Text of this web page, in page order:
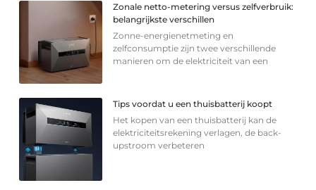
Zonale netto-metering versus zelfverbruik:
belangrijkste verschillen
Zonne-energienetmeting en
zelfconsumptie zijn twee verschillende
manieren om de elektriciteit van een
Tips voordat u een thuisbatterij koopt
Het kopen van een thuisbatterij kan de
elektriciteitsrekening verlagen, de back-
upstroom verbeteren